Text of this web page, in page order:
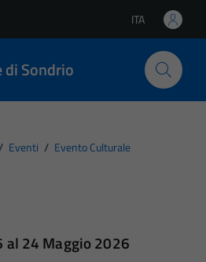
Lingua attiva:
ITA
di Sondrio
Eventi / Evento Culturale
al 24 Maggio 2026